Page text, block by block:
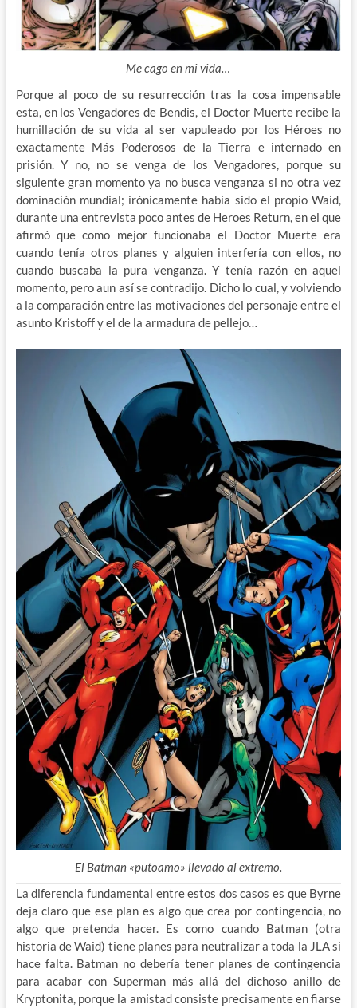
Me cago en mi vida…
Porque al poco de su resurrección tras la cosa impensable
esta, en los Vengadores de Bendis, el Doctor Muerte recibe la
humillación de su vida al ser vapuleado por los Héroes no
exactamente Más Poderosos de la Tierra e internado en
prisión. Y no, no se venga de los Vengadores, porque su
siguiente gran momento ya no busca venganza si no otra vez
dominación mundial; irónicamente había sido el propio Waid,
durante una entrevista poco antes de Heroes Return, en el que
afirmó que como mejor funcionaba el Doctor Muerte era
cuando tenía otros planes y alguien interfería con ellos, no
cuando buscaba la pura venganza. Y tenía razón en aquel
momento, pero aun así se contradijo. Dicho lo cual, y volviendo
a la comparación entre las motivaciones del personaje entre el
asunto Kristoff y el de la armadura de pellejo…
El Batman «putoamo» llevado al extremo.
La diferencia fundamental entre estos dos casos es que Byrne
deja claro que ese plan es algo que crea por contingencia, no
algo que pretenda hacer. Es como cuando Batman (otra
historia de Waid) tiene planes para neutralizar a toda la JLA si
hace falta. Batman no debería tener planes de contingencia
para acabar con Superman más allá del dichoso anillo de
Kryptonita, porque la amistad consiste precisamente en fiarse